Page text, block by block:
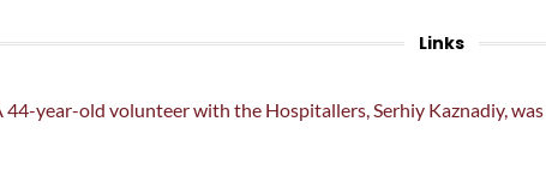
Links
44-year-old volunteer with the Hospitallers, Serhiy Kaznadiy,